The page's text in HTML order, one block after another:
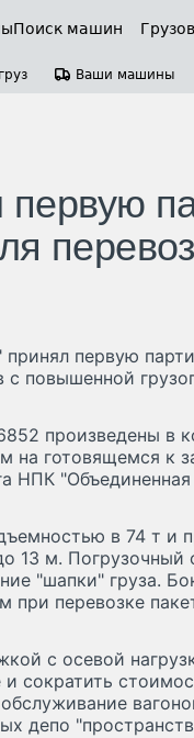
Поиск машин
Ваши машины
первую
первую
с повышенной
произведены в
на готовящемся к
НПК "Объединенная
в 74 т и
13 м. Погрузочный
"шапки" груза.
при перевозке
с осевой
сократить
депо